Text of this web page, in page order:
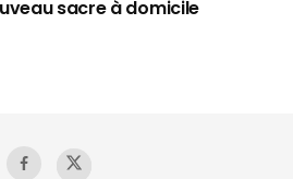
sacre à domicile